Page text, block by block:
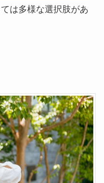
は多様な選択肢があ